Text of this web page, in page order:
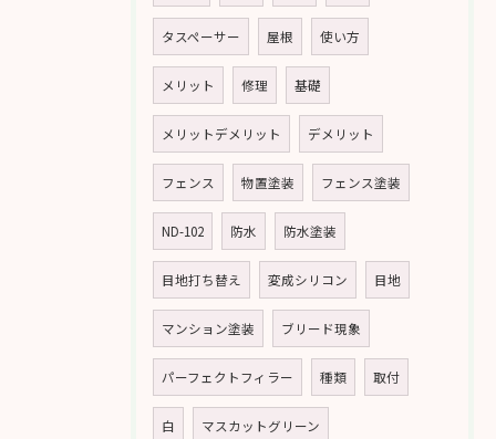
タスペーサー 屋根 使い方
メリット 修理 基礎
メリットデメリット デメリット
フェンス 物置塗装 フェンス塗装
ND-102 防水 防水塗装
目地打ち替え 変成シリコン 目地
マンション塗装 ブリード現象
パーフェクトフィラー 種類 取付
白 マスカットグリーン